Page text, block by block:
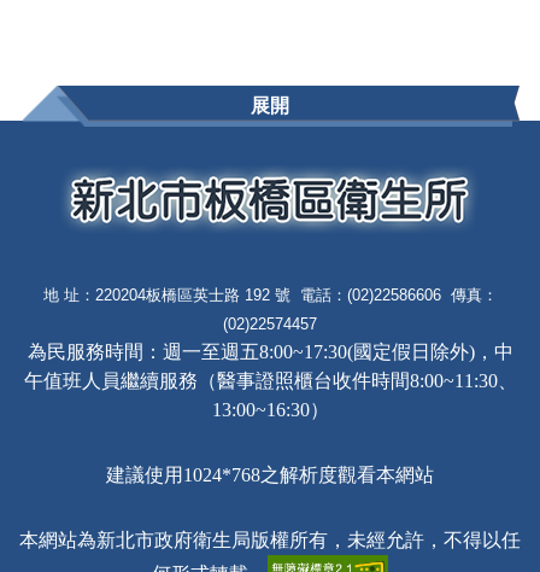
展開
地 址：220204板橋區英士路 192 號 電話：(02)22586606 傳真：
(02)22574457
為民服務時間：週一至週五8:00~17:30(國定假日除外)，中
午值班人員繼續服務（醫事證照櫃台收件時間8:00~11:30、
13:00~16:30）
建議使用1024*768之解析度觀看本網站
本網站為新北市政府衛生局版權所有，未經允許，不得以任